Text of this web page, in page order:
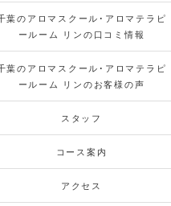
葉のアロマスクール･アロマテラピ
ールーム リンの口コミ情報
葉のアロマスクール･アロマテラピ
ールーム リンのお客様の声
スタッフ
コース案内
アクセス